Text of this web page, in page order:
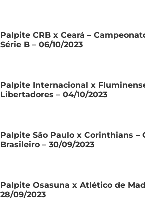
Palpite CRB x Ceará –
Série B – 06/10/2023
Palpite Internacional x
Libertadores – 04/10/2023
Palpite São Paulo x Corinthians –
Brasileiro – 30/09/2023
Palpite Osasuna x Atlético de
28/09/2023